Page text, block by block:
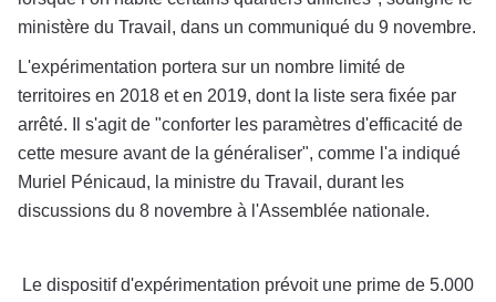
ministère du Travail, dans un communiqué du 9 novembre.
L'expérimentation portera sur un nombre limité de
territoires en 2018 et en 2019, dont la liste sera fixée par
arrêté. Il s'agit de "conforter les paramètres d'efficacité de
cette mesure avant de la généraliser", comme l'a indiqué
Muriel Pénicaud, la ministre du Travail, durant les
discussions du 8 novembre à l'Assemblée nationale.
Le dispositif d'expérimentation prévoit une prime de 5.000